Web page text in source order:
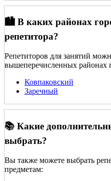
🏙️ В каких районах
репетитора?
Репетиторов для занятий
вышеперечисленных районах
Ковпаковский
Заречный
📚 Какие
выбрать?
Вы также можете выбрать
предметам: